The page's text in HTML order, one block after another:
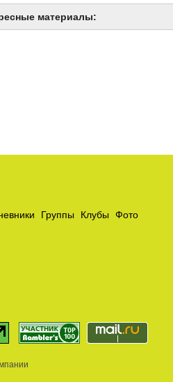
материалы:
Группы Клубы
Фото